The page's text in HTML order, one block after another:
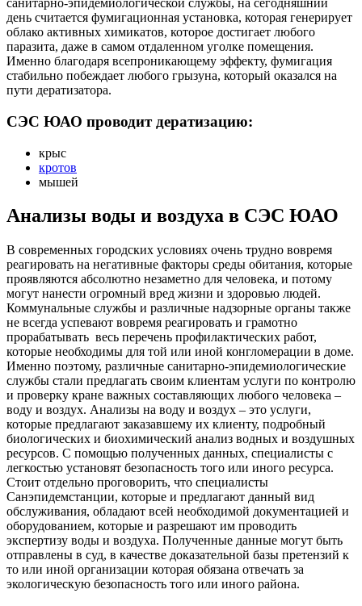
санитарно-эпидемиологической службы, на сегодняшний
день считается фумигационная установка, которая генерирует
облако активных химикатов, которое достигает любого
паразита, даже в самом отдаленном уголке помещения.
Именно благодаря всепроникающему эффекту, фумигация
стабильно побеждает любого грызуна, который оказался на
пути дератизатора.
СЭС ЮАО проводит дератизацию:
крыс
кротов
мышей
Анализы воды и воздуха в СЭС ЮАО
В современных городских условиях очень трудно вовремя
реагировать на негативные факторы среды обитания, которые
проявляются абсолютно незаметно для человека, и потому
могут нанести огромный вред жизни и здоровью людей.
Коммунальные службы и различные надзорные органы также
не всегда успевают вовремя реагировать и грамотно
прорабатывать весь перечень профилактических работ,
которые необходимы для той или иной конгломерации в доме.
Именно поэтому, различные санитарно-эпидемиологические
службы стали предлагать своим клиентам услуги по контролю
и проверку кране важных составляющих любого человека –
воду и воздух. Анализы на воду и воздух – это услуги,
которые предлагают заказавшему их клиенту, подробный
биологических и биохимический анализ водных и воздушных
ресурсов. С помощью полученных данных, специалисты с
легкостью установят безопасность того или иного ресурса.
Стоит отдельно проговорить, что специалисты
Санэпидемстанции, которые и предлагают данный вид
обслуживания, обладают всей необходимой документацией и
оборудованием, которые и разрешают им проводить
экспертизу воды и воздуха. Полученные данные могут быть
отправлены в суд, в качестве доказательной базы претензий к
то или иной организации которая обязана отвечать за
экологическую безопасность того или иного района.